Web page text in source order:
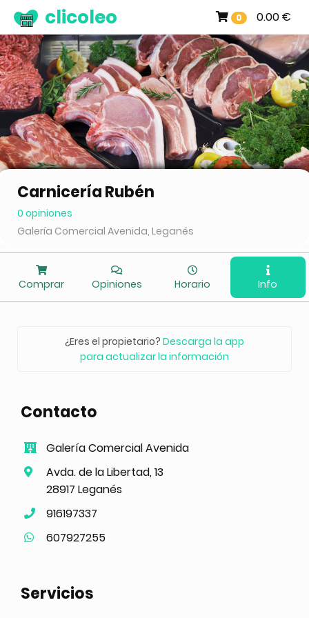
0 0.00 €
clicoleo
Carnicería Rubén
0 opiniones
Galería Comercial Avenida, Leganés
Comprar Opiniones Horario Info
¿Eres el propietario? Descarga la app
para actualizar la información
Contacto
Galería Comercial Avenida
Avda. de la Libertad, 13
28917 Leganés
916197337
607927255
Servicios